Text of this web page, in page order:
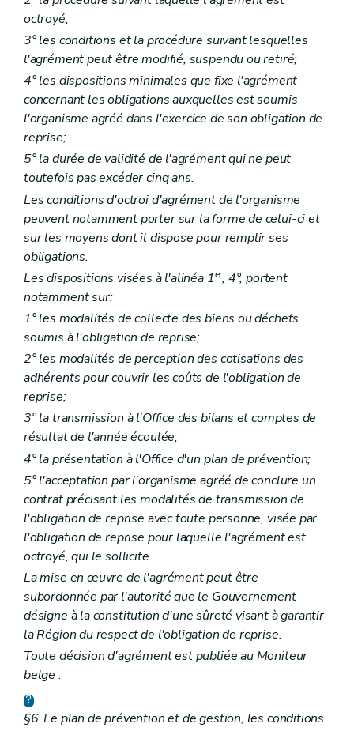
octroyé;
3° les conditions et la procédure suivant lesquelles
l'agrément peut être modifié, suspendu ou retiré;
4° les dispositions minimales que fixe l'agrément
concernant les obligations auxquelles est soumis
l'organisme agréé dans l'exercice de son obligation de
reprise;
5° la durée de validité de l'agrément qui ne peut
toutefois pas excéder cinq ans.
Les conditions d'octroi d'agrément de l'organisme
peuvent notamment porter sur la forme de celui-ci et
sur les moyens dont il dispose pour remplir ses
obligations.
Les dispositions visées à l'alinéa 1er, 4°, portent
notamment sur:
1° les modalités de collecte des biens ou déchets
soumis à l'obligation de reprise;
2° les modalités de perception des cotisations des
adhérents pour couvrir les coûts de l'obligation de
reprise;
3° la transmission à l'Office des bilans et comptes de
résultat de l'année écoulée;
4° la présentation à l'Office d'un plan de prévention;
5° l'acceptation par l'organisme agréé de conclure un
contrat précisant les modalités de transmission de
l'obligation de reprise avec toute personne, visée par
l'obligation de reprise pour laquelle l'agrément est
octroyé, qui le sollicite.
La mise en œuvre de l'agrément peut être
subordonnée par l'autorité que le Gouvernement
désigne à la constitution d'une sûreté visant à garantir
la Région du respect de l'obligation de reprise.
Toute décision d'agrément est publiée au Moniteur
belge .
§6.Le plan de prévention et de gestion, les conditions